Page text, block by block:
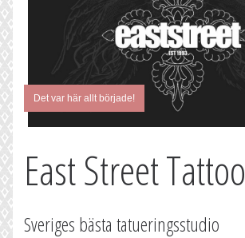
Det var här allt började!
East Street Tattoo
Sveriges bästa tatueringsstudio